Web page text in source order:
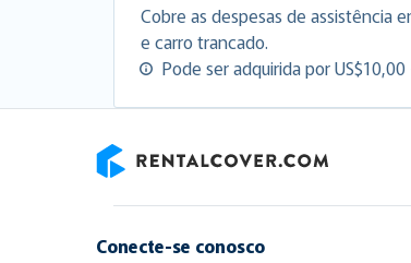
Cobre as despesas de assistência
e carro trancado.
Pode ser adquirida por
Conecte-se conosco